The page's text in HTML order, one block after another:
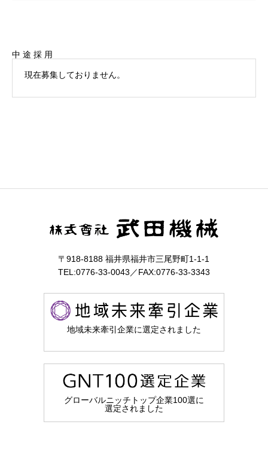
中 途 採 用
現在募集しておりません。
〒918-8188 福井県福井市三尾野町1-1-1
TEL:0776-33-0043／FAX:0776-33-3343
地域未来牽引企業に選定されました
グローバルニッチトップ企業100選に
選定されました